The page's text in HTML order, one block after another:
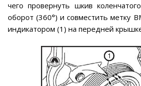
чего провернуть шкив
оборот (360°) и совместить метку
индикатором (1) на передней